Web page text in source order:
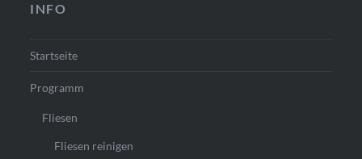
INFO
Startseite
Programm
Fliesen
Fliesen reinigen